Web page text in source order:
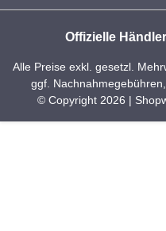
Offizielle Händler
Alle Preise exkl. gesetzl.
ggf.
© Copyright 2026 |